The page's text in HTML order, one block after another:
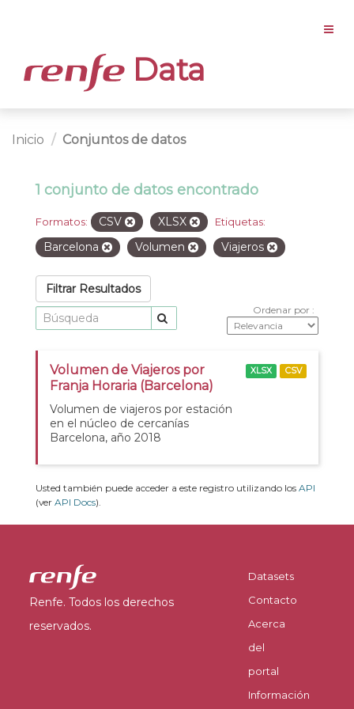
Data
Inicio Conjuntos de datos
1 conjunto de datos encontrado
Formatos: CSV XLSX Etiquetas:
Barcelona Volumen Viajeros
Filtrar Resultados
Ordenar por
Volumen de Viajeros por
Franja Horaria (Barcelona)
Volumen de viajeros por estación
en el núcleo de cercanías
Barcelona, año 2018
XLSX CSV
Usted también puede acceder a este registro utilizando los API
(ver API Docs).
Renfe. Todos los derechos
reservados.
Datasets
Contacto
Acerca
del
portal
Información